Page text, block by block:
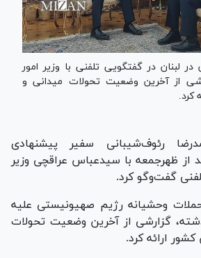
در لبنان در گفتگویی تلفنی با وزیر امور
از آخرین وضعیت تحولات میدانی و
کرد.
رئوف‌شیبانی سفیر پیشنهادی
از ظهرجمعه با سیدعباس عراقچی وزیر
گفت‌و‌گو کرد.
وحشیانه رژیم صهیونیستی علیه
گزارشی از آخرین وضعیت تحولات
ارائه کرد.